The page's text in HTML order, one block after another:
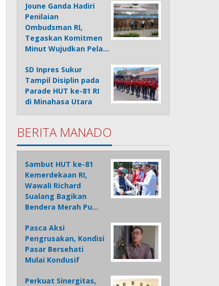
Joune Ganda Hadiri
Penilaian
Ombudsman RI,
Tegaskan Komitmen
Minut Wujudkan Pela…
SD Inpres Sukur
Tampil Disiplin pada
Parade HUT ke-81 RI
di Minahasa Utara
BERITA MANADO
Sambut HUT ke-81
Kemerdekaan RI,
Wawali Richard
Sualang Bagikan
Bendera Merah Pu…
Pasca Aksi
Pengrusakan, Kondisi
Pasar Bersehati
Mulai Kondusif
Perkuat Sinergitas,